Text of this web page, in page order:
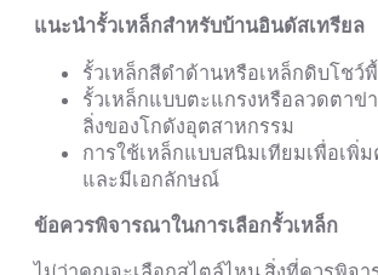
แนะนำรั้วเหล็กสำหรับบ้านอินดัสเทรียล
รั้วเหล็กสีดำด้านหรือเหล็กดิบโชว์
รั้วเหล็กแบบตะแกรงหรือลวดตาข่
ลิ่งของโกดังอุตสาหกรรม
การใช้เหล็กแบบสนิมเทียมเพื่อเพิ่
และมีเอกลักษณ์
ข้อควรพิจารณาในการเลือกรั้วเหล็ก